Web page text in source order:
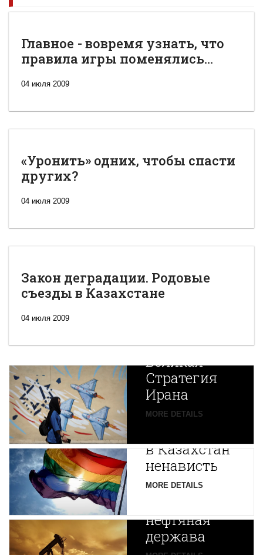
Главное - вовремя узнать, что
правила игры поменялись...
04 июля 2009
«Уронить» одних, чтобы спасти
других?
04 июля 2009
Закон деградации. Родовые
съезды в Казахстане
04 июля 2009
Новая
Великая
Стратегия
Ирана
MORE DETAILS
Путин
в Казахстан
ненависть
MORE DETAILS
Центральной
Азии
зарождается
нефтяная
держава